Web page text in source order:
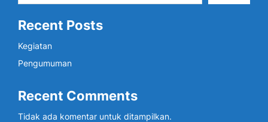
Recent Posts
Kegiatan
Pengumuman
Recent Comments
Tidak ada komentar untuk ditampilkan.